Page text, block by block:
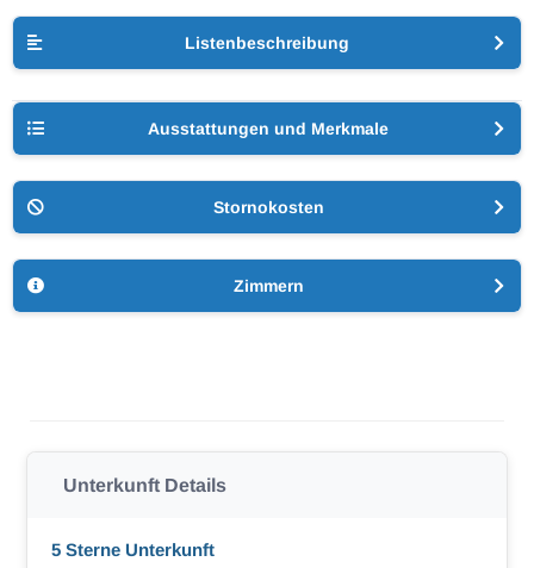
Listenbeschreibung
Ausstattungen und Merkmale
Stornokosten
Zimmern
Unterkunft Details
5 Sterne Unterkunft